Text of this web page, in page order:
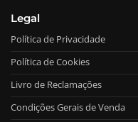
Legal
Política de Privacidade
Política de Cookies
Livro de Reclamações
Condições Gerais de Venda